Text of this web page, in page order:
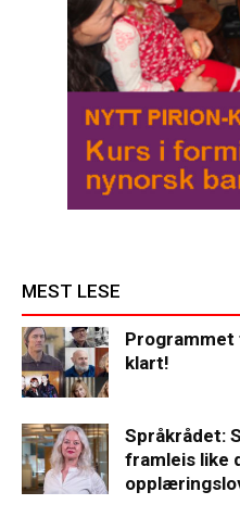
MEST LESE
klart!
Språkrådet:
framleis like